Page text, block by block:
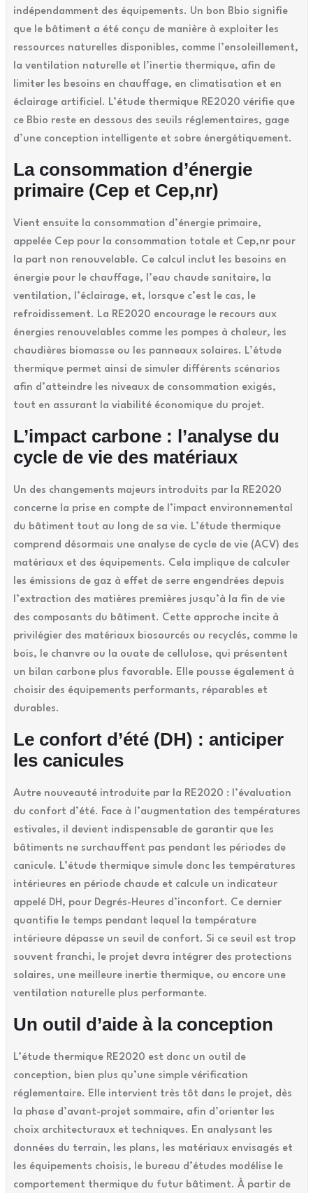
indépendamment des équipements. Un bon Bbio signifie
que le bâtiment a été conçu de manière à exploiter les
ressources naturelles disponibles, comme l’ensoleillement,
la ventilation naturelle et l’inertie thermique, afin de
limiter les besoins en chauffage, en climatisation et en
éclairage artificiel. L’étude thermique RE2020 vérifie que
ce Bbio reste en dessous des seuils réglementaires, gage
d’une conception intelligente et sobre énergétiquement.
La consommation d’énergie
primaire (Cep et Cep,nr)
Vient ensuite la consommation d’énergie primaire,
appelée Cep pour la consommation totale et Cep,nr pour
la part non renouvelable. Ce calcul inclut les besoins en
énergie pour le chauffage, l’eau chaude sanitaire, la
ventilation, l’éclairage, et, lorsque c’est le cas, le
refroidissement. La RE2020 encourage le recours aux
énergies renouvelables comme les pompes à chaleur, les
chaudières biomasse ou les panneaux solaires. L’étude
thermique permet ainsi de simuler différents scénarios
afin d’atteindre les niveaux de consommation exigés,
tout en assurant la viabilité économique du projet.
L’impact carbone : l’analyse du
cycle de vie des matériaux
Un des changements majeurs introduits par la RE2020
concerne la prise en compte de l’impact environnemental
du bâtiment tout au long de sa vie. L’étude thermique
comprend désormais une analyse de cycle de vie (ACV) des
matériaux et des équipements. Cela implique de calculer
les émissions de gaz à effet de serre engendrées depuis
l’extraction des matières premières jusqu’à la fin de vie
des composants du bâtiment. Cette approche incite à
privilégier des matériaux biosourcés ou recyclés, comme le
bois, le chanvre ou la ouate de cellulose, qui présentent
un bilan carbone plus favorable. Elle pousse également à
choisir des équipements performants, réparables et
durables.
Le confort d’été (DH) : anticiper
les canicules
Autre nouveauté introduite par la RE2020 : l’évaluation
du confort d’été. Face à l’augmentation des températures
estivales, il devient indispensable de garantir que les
bâtiments ne surchauffent pas pendant les périodes de
canicule. L’étude thermique simule donc les températures
intérieures en période chaude et calcule un indicateur
appelé DH, pour Degrés-Heures d’inconfort. Ce dernier
quantifie le temps pendant lequel la température
intérieure dépasse un seuil de confort. Si ce seuil est trop
souvent franchi, le projet devra intégrer des protections
solaires, une meilleure inertie thermique, ou encore une
ventilation naturelle plus performante.
Un outil d’aide à la conception
L’étude thermique RE2020 est donc un outil de
conception, bien plus qu’une simple vérification
réglementaire. Elle intervient très tôt dans le projet, dès
la phase d’avant-projet sommaire, afin d’orienter les
choix architecturaux et techniques. En analysant les
données du terrain, les plans, les matériaux envisagés et
les équipements choisis, le bureau d’études modélise le
comportement thermique du futur bâtiment. À partir de